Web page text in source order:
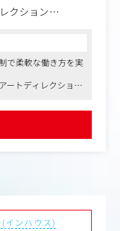
いくつかを引き継
に自身の担当案件
います。
なオーダーを、背景に
ィブ要件へと翻訳し、
て案件に関する監修、
ョン体制へと進化させ
相談に関する窓口業務
ディレクション
トディレクション
に他社ではなかなかない「
ラスの成長企業です
ンキャリアらしさ」を社内外
みん認定」取得など働きや
インハウス)